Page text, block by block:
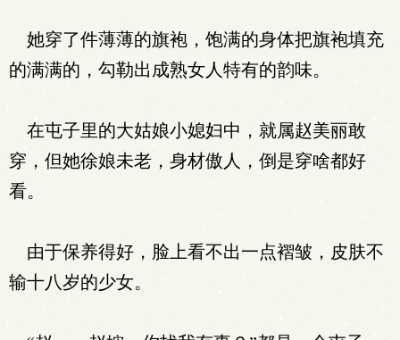
她穿了件薄薄的旗袍，饱满的身体把旗袍填充
的满满的，勾勒出成熟女人特有的韵味。
在屯子里的大姑娘小媳妇中，就属赵美丽敢
穿，但她徐娘未老，身材傲人，倒是穿啥都好
看。
由于保养得好，脸上看不出一点褶皱，皮肤不
输十八岁的少女。